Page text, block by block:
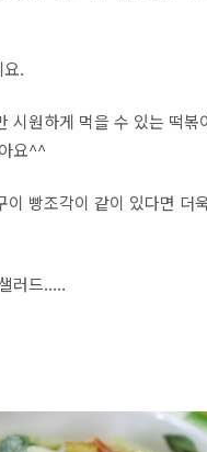
.
시원하게 먹을 수 있는 떡볶
요^^
이 빵조각이 같이 있다면 더
러드.....